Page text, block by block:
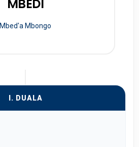
MBEDI
Mbed'a Mbongo
I. DUALA